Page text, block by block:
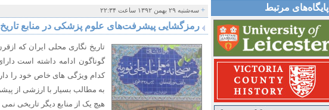
پایگاه‌های مرتبط + سه‌شنبه ۲۹ بهمن ۱۳۹۲ ساعت ۲۲:۳۴
رمزگشایی پیشرفت‌های علوم پزشکی در منابع
تاریخ نگاری محلی ایران که
گوناگون ادامه داشته است
کدام ویژگی های خاص خود را
به مطالب بسیار با ارزشی از
هیچ یک از منابع دیگر تاریخی نمی